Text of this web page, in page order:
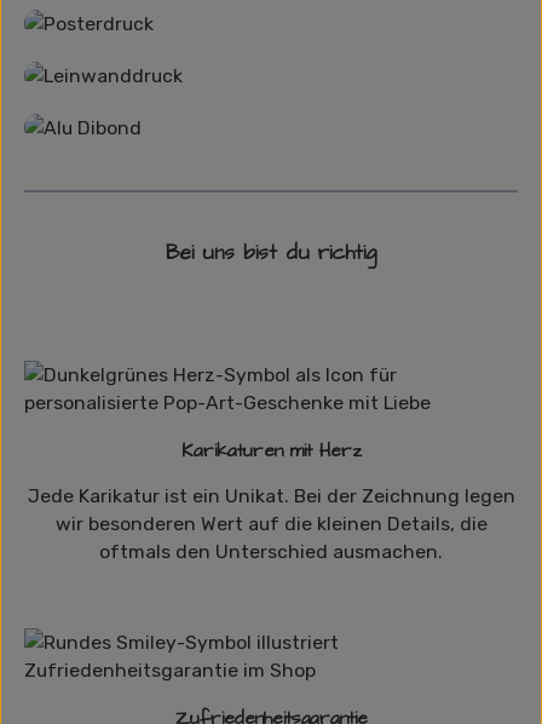
Bei uns bist du richtig
Karikaturen mit Herz
Jede Karikatur ist ein Unikat. Bei der Zeichnung legen
wir besonderen Wert auf die kleinen Details, die
oftmals den Unterschied ausmachen.
Zufriedenheitsgarantie